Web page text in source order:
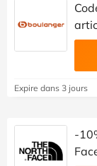
Expire dans 3 jours
-